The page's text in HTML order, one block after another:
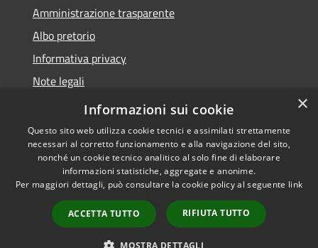
Amministrazione trasparente
Albo pretorio
Informativa privacy
Note legali
Dichiarazione di accessibilità
Accessibilità
Copyright © 2026 • Comune di
Bagni di Lucca • Powered by
Municipium•
Accesso
redazione
×
Informazioni sui cookie
Questo sito web utilizza cookie tecnici e assimilati strettamente
necessari al corretto funzionamento e alla navigazione del sito,
nonché un cookie tecnico analitico al solo fine di elaborare
informazioni statistiche, aggregate e anonime.
Per maggiori dettagli, può consultare la cookie policy al seguente link
ACCETTA TUTTO RIFIUTA TUTTO
MOSTRA DETTAGLI